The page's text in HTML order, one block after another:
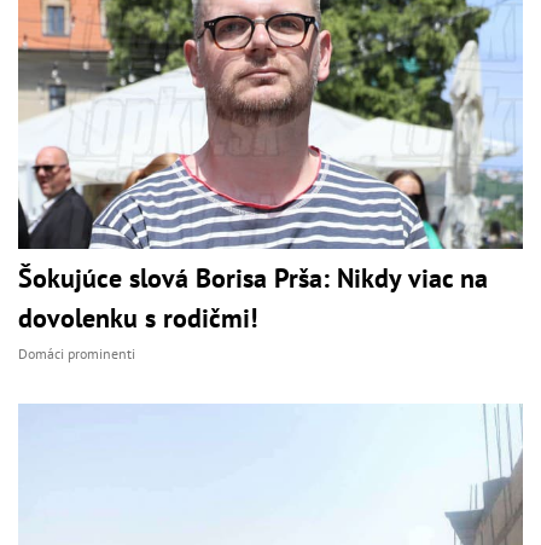
Šokujúce slová Borisa Prša: Nikdy viac na
dovolenku s rodičmi!
Domáci prominenti